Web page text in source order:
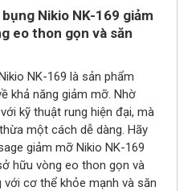
Nikio NK-169 giảm
eo thon gọn và săn
NK-169 là sản phẩm
khả năng giảm mỡ. Nhờ
kỹ thuật rung hiện đại, mà
một cách dễ dàng. Hãy
giảm mỡ Nikio NK-169
hữu vòng eo thon gọn và
cơ thể khỏe mạnh và săn